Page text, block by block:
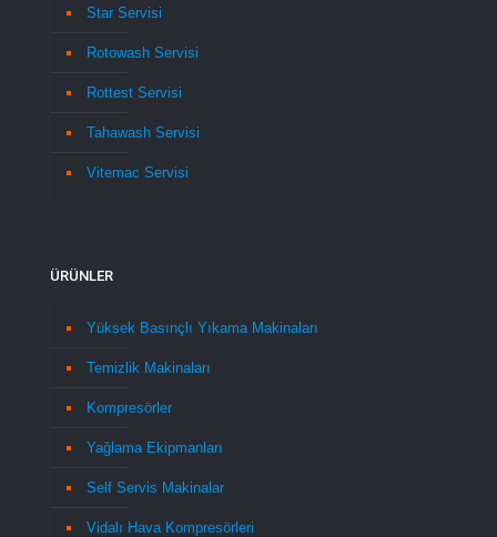
Star Servisi
Rotowash Servisi
Rottest Servisi
Tahawash Servisi
Vitemac Servisi
ÜRÜNLER
Yüksek Basınçlı Yıkama Makinaları
Temizlik Makinaları
Kompresörler
Yağlama Ekipmanları
Self Servis Makinalar
Vidalı Hava Kompresörleri